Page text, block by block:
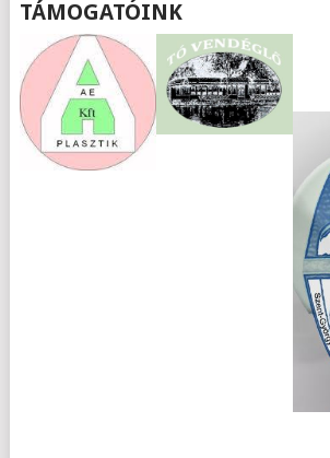
TÁMOGATÓINK